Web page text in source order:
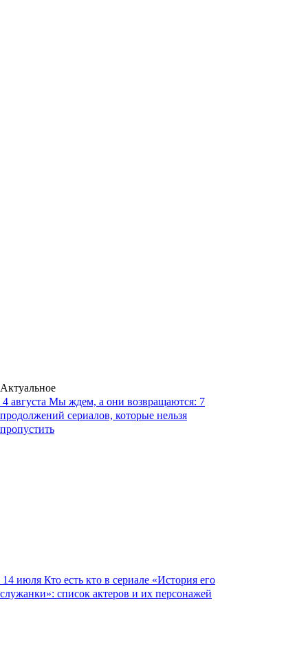
Актуальное
4 августа Мы ждем, а они возвращаются: 7
продолжений сериалов, которые нельзя
пропустить
14 июля Кто есть кто в сериале «История его
служанки»: список актеров и их персонажей